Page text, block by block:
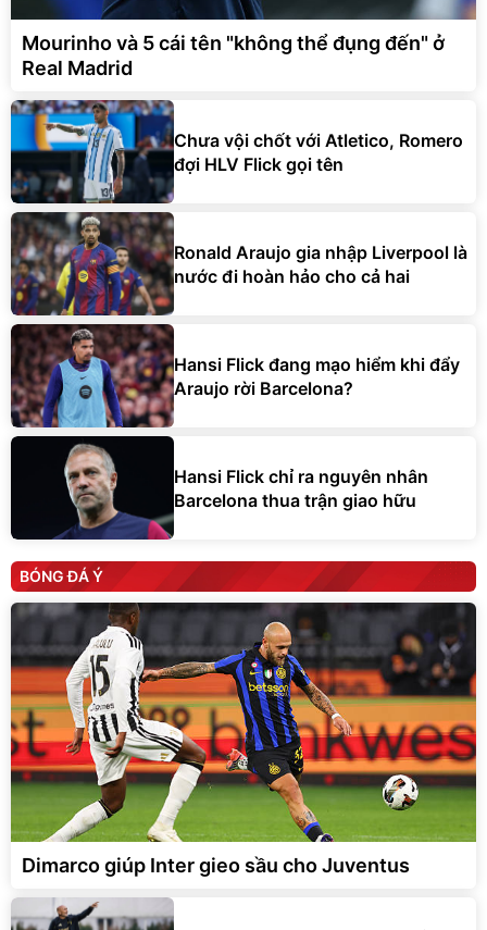
Mourinho và 5 cái tên "không thể đụng đến" ở
Real Madrid
Chưa vội chốt với Atletico, Romero
đợi HLV Flick gọi tên
Ronald Araujo gia nhập Liverpool là
nước đi hoàn hảo cho cả hai
Hansi Flick đang mạo hiểm khi đẩy
Araujo rời Barcelona?
Hansi Flick chỉ ra nguyên nhân
Barcelona thua trận giao hữu
BÓNG ĐÁ Ý
Dimarco giúp Inter gieo sầu cho Juventus